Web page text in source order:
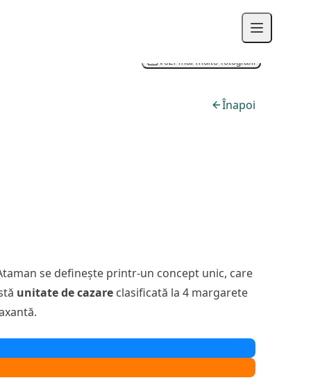
Vezi mai multe fotografii
Înapoi
se definește printr-un concept unic, care
unitate de cazare clasificată la 4 margarete